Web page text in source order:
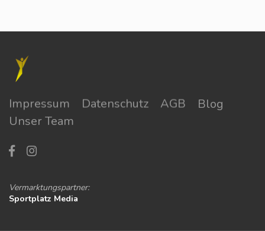
Impressum Datenschutz AGB
Blog
Unser Team
Vermarktungspartner:
Sportplatz Media